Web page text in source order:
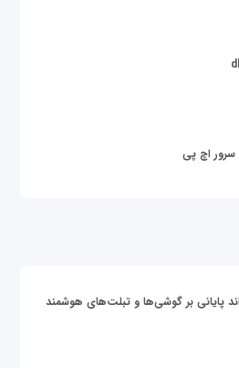
اچ پی
پایانی بر گوشی‌ها و تبلت‌های هوشمند